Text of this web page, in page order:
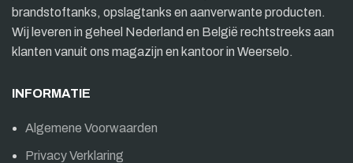
brandstoftanks, opslagtanks en aanverwante producten.
Wij leveren in geheel Nederland en België rechtstreeks aan
klanten vanuit ons magazijn en kantoor in Weerselo.
INFORMATIE
Algemene Voorwaarden
Privacy Verklaring